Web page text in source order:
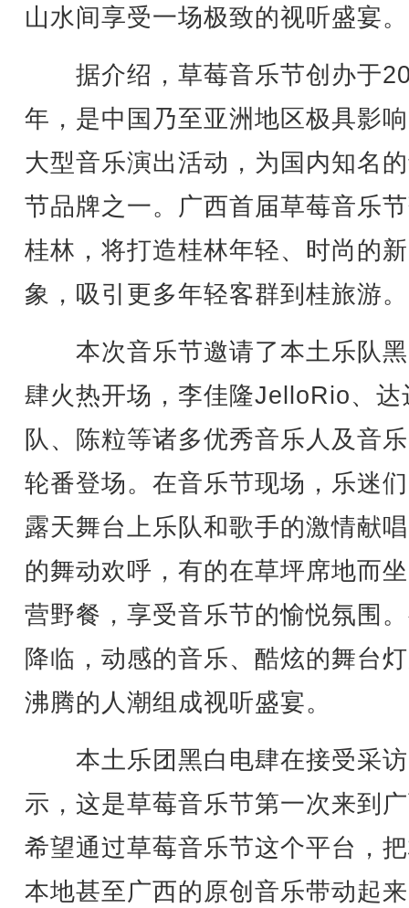
山水间享受一场极致的视听盛宴。
据介绍，草莓音乐节创办于
年，是中国乃至亚洲地区极具影
大型音乐演出活动，为国内知名
节品牌之一。广西首届草莓音乐
桂林，将打造桂林年轻、时尚的
象，吸引更多年轻客群到桂旅游。
本次音乐节邀请了本土乐队
肆火热开场，李佳隆JelloRio、达
队、陈粒等诸多优秀音乐人及音
轮番登场。在音乐节现场，乐迷
露天舞台上乐队和歌手的激情献
的舞动欢呼，有的在草坪席地而
营野餐，享受音乐节的愉悦氛围
降临，动感的音乐、酷炫的舞台
沸腾的人潮组成视听盛宴。
本土乐团黑白电肆在接受采
示，这是草莓音乐节第一次来到
希望通过草莓音乐节这个平台，
本地甚至广西的原创音乐带动起